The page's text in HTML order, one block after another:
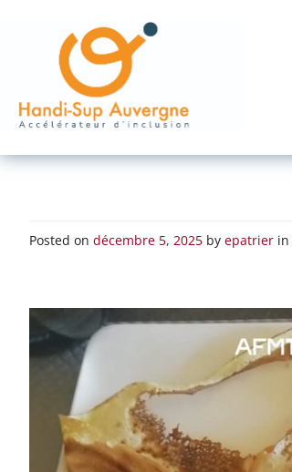
HANDI-SUP
AUVERGNE
Posted on décembre 5, 2025 by epatrier in